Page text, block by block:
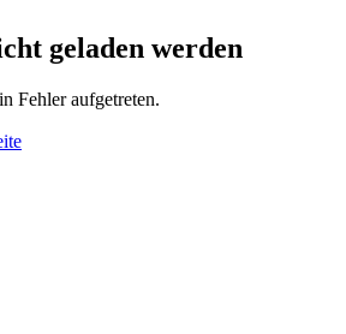
geladen werden
Fehler aufgetreten.